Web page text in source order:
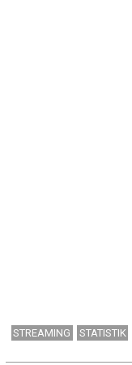
STREAMING STATISTIK